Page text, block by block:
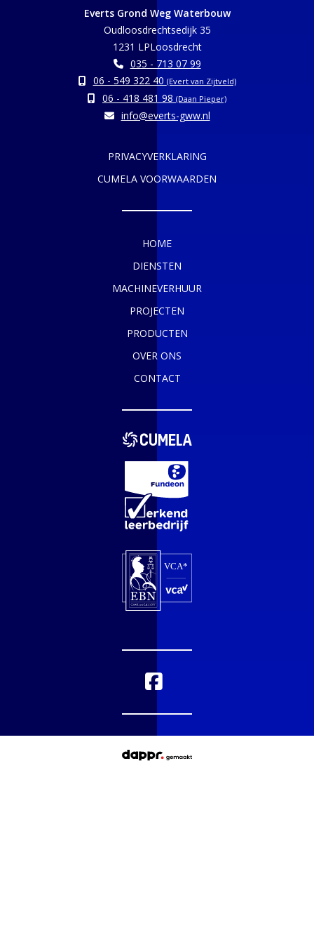
Everts Grond Weg Waterbouw
Oudloosdrechtsedijk 35
1231 LPLoosdrecht
035 - 713 07 99
06 - 549 322 40 (Evert van Zijtveld)
06 - 418 481 98 (Daan Pieper)
info@everts-gww.nl
PRIVACYVERKLARING
CUMELA VOORWAARDEN
HOME
DIENSTEN
MACHINEVERHUUR
PROJECTEN
PRODUCTEN
OVER ONS
CONTACT